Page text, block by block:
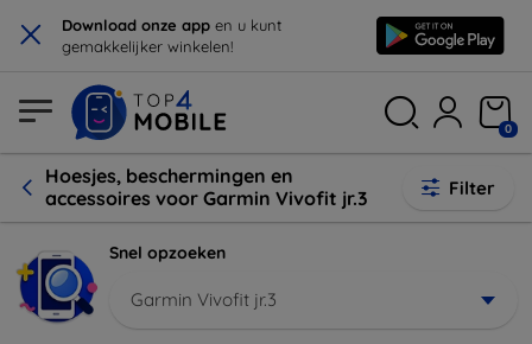
× Download onze app en u kunt
gemakkelijker winkelen!
0
Hoesjes, beschermingen en
accessoires voor Garmin Vivofit jr.3
Filter
Snel opzoeken
Garmin Vivofit jr.3